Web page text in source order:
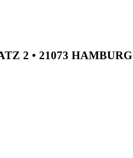
2 • 21073 HAMBURG